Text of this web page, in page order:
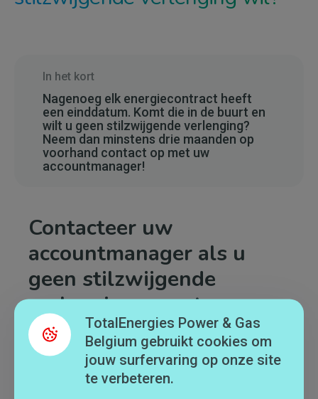
In het kort
Nagenoeg elk energiecontract heeft
een einddatum. Komt die in de buurt en
wilt u geen stilzwijgende verlenging?
Neem dan minstens drie maanden op
voorhand contact op met uw
accountmanager!
Contacteer uw
accountmanager als u
geen stilzwijgende
verlenging wenst
Als u geen stilzwijgende verlenging wil, moet u
minstens drie maanden voor het aflopen van uw
contact opnemen met uw accountmanager.
U vindt deze info ook terug in onze algemene
TotalEnergies Power & Gas
Belgium gebruikt cookies om
jouw surfervaring op onze site
te verbeteren.